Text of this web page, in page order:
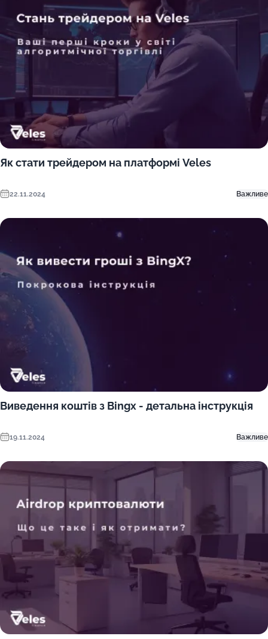
Як стати трейдером на платформі Veles
22.11.2024 Важливе
Виведення коштів з Bingx - детальна інструкція
19.11.2024 Важливе